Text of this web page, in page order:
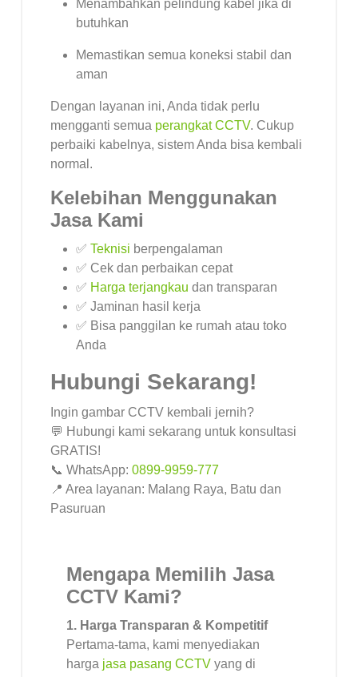
Menambahkan pelindung kabel jika di
butuhkan
Memastikan semua koneksi stabil dan
aman
Dengan layanan ini, Anda tidak perlu
mengganti semua perangkat CCTV. Cukup
perbaiki kabelnya, sistem Anda bisa kembali
normal.
Kelebihan Menggunakan
Jasa Kami
✅ Teknisi berpengalaman
✅ Cek dan perbaikan cepat
✅ Harga terjangkau dan transparan
✅ Jaminan hasil kerja
✅ Bisa panggilan ke rumah atau toko
Anda
Hubungi Sekarang!
Ingin gambar CCTV kembali jernih?
💬 Hubungi kami sekarang untuk konsultasi
GRATIS!
📞 WhatsApp: 0899-9959-777
📍 Area layanan: Malang Raya, Batu dan
Pasuruan
Mengapa Memilih Jasa
CCTV Kami?
1. Harga Transparan & Kompetitif
Pertama-tama, kami menyediakan
harga jasa pasang CCTV yang di